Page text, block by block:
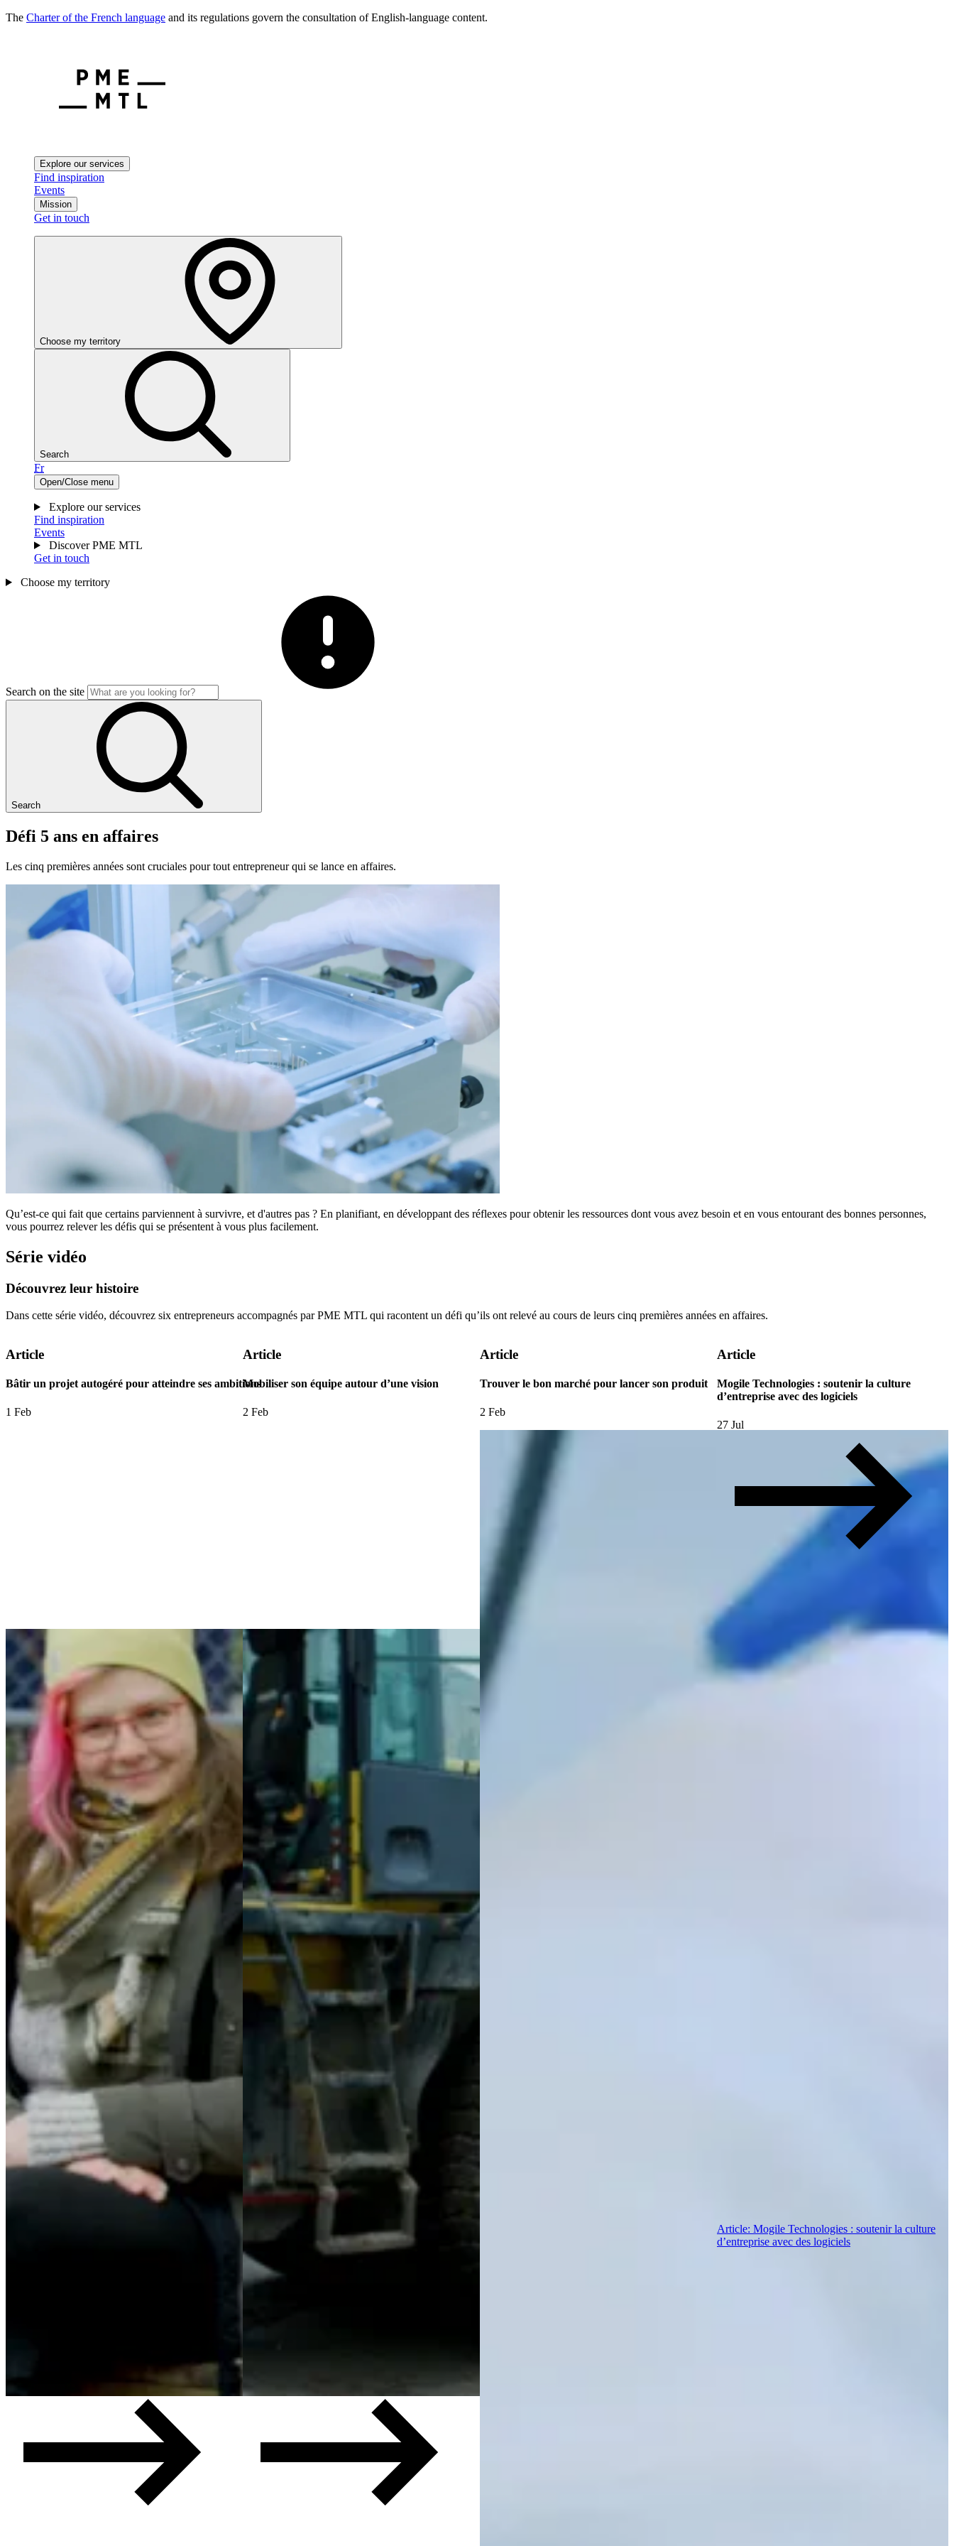
The Charter of the French language and its regulations govern the consultation of English-language content.
Explore our services
Find inspiration
Events
Mission
Get in touch
Choose my territory
Search
Fr
Open/Close menu
Explore our services
Find inspiration
Events
Discover PME MTL
Get in touch
Choose my territory
Search on the site
Search
Défi 5 ans en affaires
Les cinq premières années sont cruciales pour tout entrepreneur qui se lance en affaires.
Qu’est-ce qui fait que certains parviennent à survivre, et d'autres pas ? En planifiant, en développant des réflexes pour obtenir les ressources dont vous avez besoin et en vous entourant des bonnes personnes,
vous pourrez relever les défis qui se présentent à vous plus facilement.
Série vidéo
Découvrez leur histoire
Dans cette série vidéo, découvrez six entrepreneurs accompagnés par PME MTL qui racontent un défi qu’ils ont relevé au cours de leurs cinq premières années en affaires.
Article
Bâtir un projet autogéré pour atteindre ses ambitions
1 Feb
Article
Mobiliser son équipe autour d’une vision
2 Feb
Article
Trouver le bon marché pour lancer son produit
2 Feb
Article
Mogile Technologies : soutenir la culture
d’entreprise avec des logiciels
27 Jul
Article: Mogile Technologies : soutenir la culture
d’entreprise avec des logiciels